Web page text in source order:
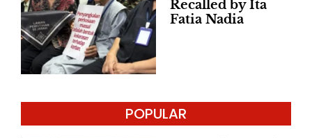
Recalled by Ita
Fatia Nadia
POPULAR